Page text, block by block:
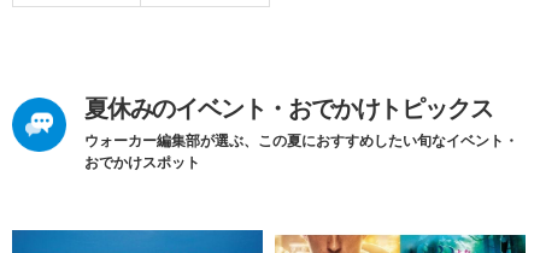
夏休みのイベント・おでかけトピックス
ウォーカー編集部が選ぶ、この夏におすすめしたい旬なイベント・
おでかけスポット